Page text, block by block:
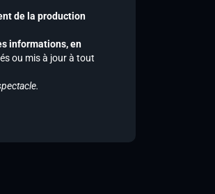
de la production
informations, en
ou mis à jour à tout